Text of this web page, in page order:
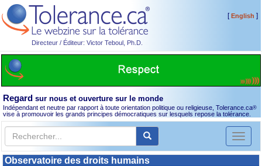
Directeur / Éditeur: Victor Teboul, Ph.D.
[English ]
Regard sur nous et ouverture sur le monde
Indépendant et neutre par rapport à toute orientation politique ou religieuse, Tolerance.ca®
vise à promouvoir les grands principes démocratiques sur lesquels repose la tolérance.
Toggle
Observatoire des droits humains